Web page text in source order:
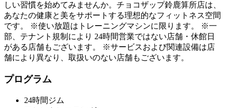
しい習慣を始めてみませんか。チョコザップ鈴鹿算所店は、
あなたの健康と美をサポートする理想的なフィットネス空間
です。 ※使い放題はトレーニングマシンに限ります。 ※一
部、テナント規制により 24時間営業ではない店舗・休館日
がある店舗もございます。 ※サービスおよび関連設備は店
舗により異なり、取扱いのない店舗もございます。
プログラム
24時間ジム